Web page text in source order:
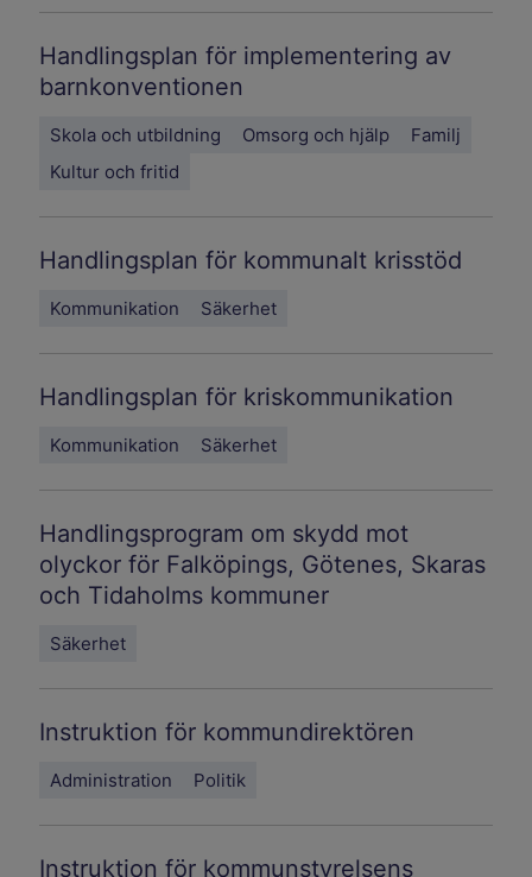
Handlingsplan för implementering av
barnkonventionen
Skola och utbildning Omsorg och hjälp
Familj
Kultur och fritid
Handlingsplan för kommunalt krisstöd
Kommunikation Säkerhet
Handlingsplan för kriskommunikation
Kommunikation Säkerhet
Handlingsprogram om skydd mot
olyckor för Falköpings, Götenes, Skaras
och Tidaholms kommuner
Säkerhet
Instruktion för kommundirektören
Administration Politik
Instruktion för kommunstyrelsens